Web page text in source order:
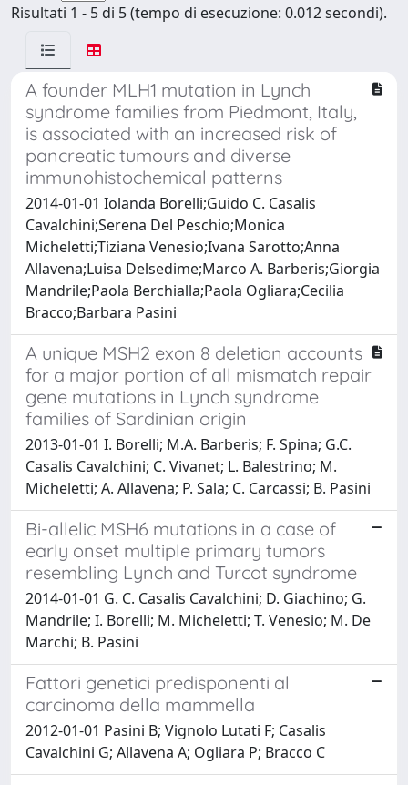
Risultati 1 - 5 di 5 (tempo di esecuzione: 0.012 secondi).
A founder MLH1 mutation in Lynch
syndrome families from Piedmont, Italy,
is associated with an increased risk of
pancreatic tumours and diverse
immunohistochemical patterns
2014-01-01 Iolanda Borelli;Guido C. Casalis
Cavalchini;Serena Del Peschio;Monica
Micheletti;Tiziana Venesio;Ivana Sarotto;Anna
Allavena;Luisa Delsedime;Marco A. Barberis;Giorgia
Mandrile;Paola Berchialla;Paola Ogliara;Cecilia
Bracco;Barbara Pasini
A unique MSH2 exon 8 deletion accounts
for a major portion of all mismatch repair
gene mutations in Lynch syndrome
families of Sardinian origin
2013-01-01 I. Borelli; M.A. Barberis; F. Spina; G.C.
Casalis Cavalchini; C. Vivanet; L. Balestrino; M.
Micheletti; A. Allavena; P. Sala; C. Carcassi; B. Pasini
Bi-allelic MSH6 mutations in a case of
early onset multiple primary tumors
resembling Lynch and Turcot syndrome
2014-01-01 G. C. Casalis Cavalchini; D. Giachino; G.
Mandrile; I. Borelli; M. Micheletti; T. Venesio; M. De
Marchi; B. Pasini
Fattori genetici predisponenti al
carcinoma della mammella
2012-01-01 Pasini B; Vignolo Lutati F; Casalis
Cavalchini G; Allavena A; Ogliara P; Bracco C